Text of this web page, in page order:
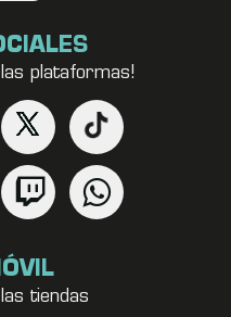
plataformas!
tiendas